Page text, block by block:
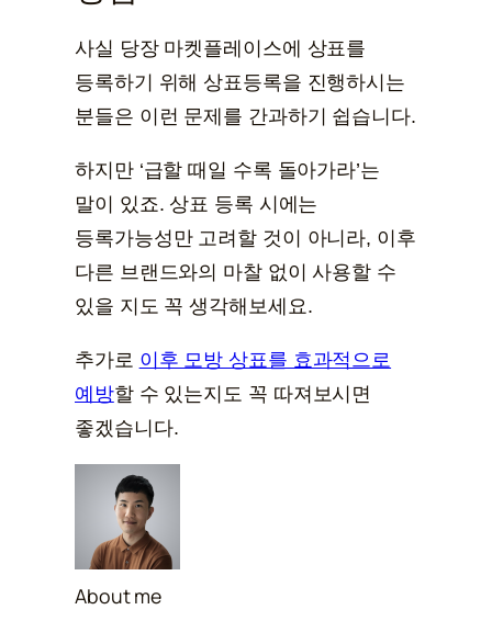
사실 당장 마켓플레이스에 상표를
등록하기 위해 상표등록을 진행하시는
분들은 이런 문제를 간과하기 쉽습니다.
하지만 ‘급할 때일 수록 돌아가라’는
말이 있죠. 상표 등록 시에는
등록가능성만 고려할 것이 아니라, 이후
다른 브랜드와의 마찰 없이 사용할 수
있을 지도 꼭 생각해보세요.
추가로 이후 모방 상표를 효과적으로
예방할 수 있는지도 꼭 따져보시면
좋겠습니다.
About me